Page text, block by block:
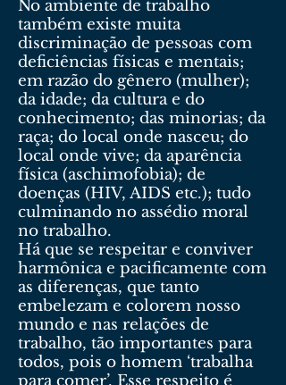
No ambiente de trabalho
também existe muita
discriminação de pessoas com
deficiências físicas e mentais;
em razão do gênero (mulher);
da idade; da cultura e do
conhecimento; das minorias; da
raça; do local onde nasceu; do
local onde vive; da aparência
física (aschimofobia); de
doenças (HIV, AIDS etc.); tudo
culminando no assédio moral
no trabalho.
Há que se respeitar e conviver
harmônica e pacificamente com
as diferenças, que tanto
embelezam e colorem nosso
mundo e nas relações de
trabalho, tão importantes para
todos, pois o homem ‘trabalha
para comer’. Esse respeito é